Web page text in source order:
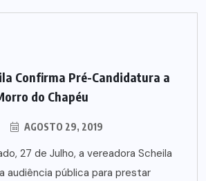
Confirma Pré-Candidatura a
do Chapéu
AGOSTO 29, 2019
27 de Julho, a vereadora Scheila
audiência pública para prestar